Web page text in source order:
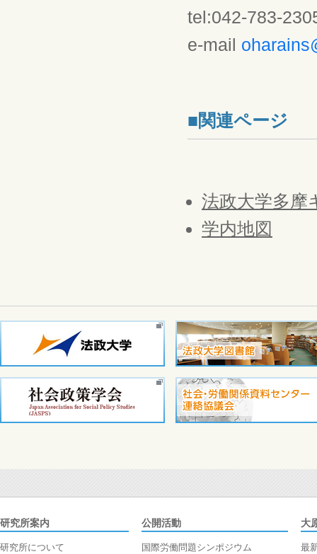
tel:042-783-
e-mail
■関連ページ
法政大学多摩
学内地図
研究所案内
研究所について
公開活動
国際労働問題シンポジウム
大
最